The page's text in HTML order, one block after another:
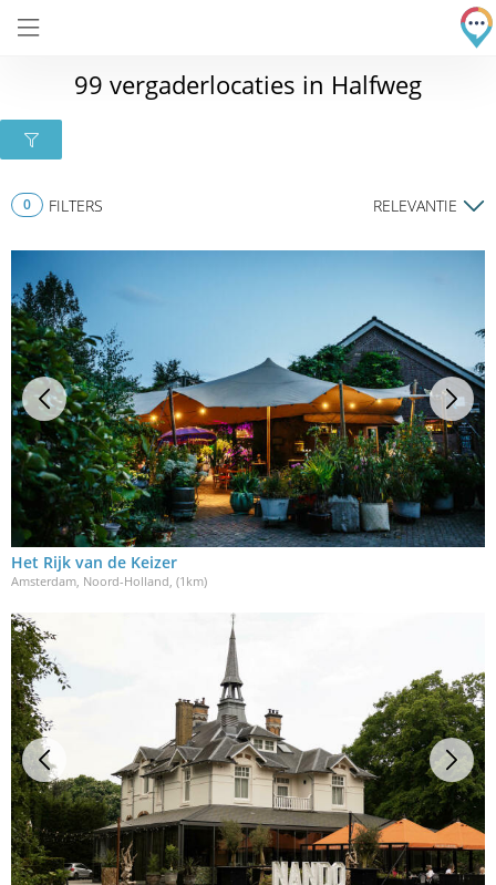
99 vergaderlocaties in Halfweg
0 FILTERS RELEVANTIE
Het Rijk van de Keizer
Amsterdam, Noord-Holland , (1km)